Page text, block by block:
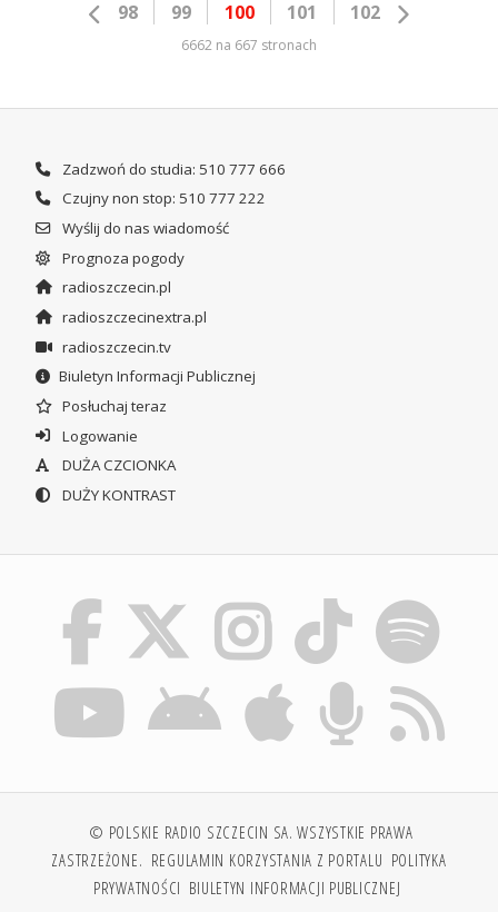
98 99 100 101 102
6662 na 667 stronach
Zadzwoń do studia: 510 777 666
Czujny non stop: 510 777 222
Wyślij do nas wiadomość
Prognoza pogody
radioszczecin.pl
radioszczecinextra.pl
radioszczecin.tv
Biuletyn Informacji Publicznej
Posłuchaj teraz
Logowanie
DUŻA CZCIONKA
DUŻY KONTRAST
© POLSKIE RADIO SZCZECIN SA. WSZYSTKIE PRAWA
ZASTRZEŻONE. REGULAMIN KORZYSTANIA Z PORTALU POLITYKA
PRYWATNOŚCI BIULETYN INFORMACJI PUBLICZNEJ